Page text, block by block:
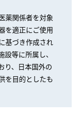
薬関係者を対象
を適正にご使用
基づき作成され
等に所属し、
り、日本国外の
を目的としたも